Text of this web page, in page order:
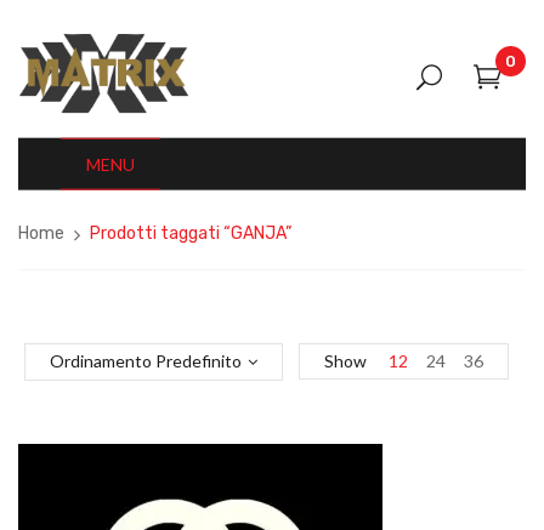
0
MENU
Home Prodotti taggati “GANJA”
Ordinamento Predefinito Show 12 24 36